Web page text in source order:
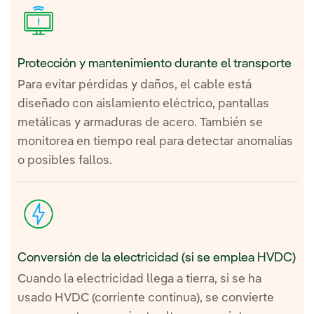
Protección y mantenimiento durante el transporte
Para evitar pérdidas y daños, el cable está
diseñado con aislamiento eléctrico, pantallas
metálicas y armaduras de acero. También se
monitorea en tiempo real para detectar anomalías
o posibles fallos.
Conversión de la electricidad (si se emplea HVDC)
Cuando la electricidad llega a tierra, si se ha
usado HVDC (corriente continua), se convierte